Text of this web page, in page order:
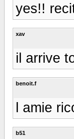
yes!!
xav
il arrive
benoit.f
l amie
b51